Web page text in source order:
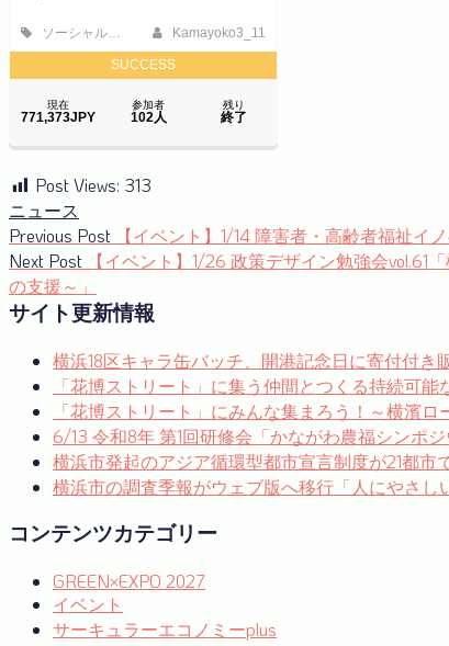
Post Views: 313
ニュース
投
稿
ナ
ゲ
ー
シ
ョ
ン
Previous Post
Previous
post:
【イベント】1/14 障害者・高齢者福祉
Next Post
Next
post:
【イベント】1/26 政策デザイン勉強会
の支援～」
サイト更新情報
横浜18区キャラ缶バッチ、開港記念日に寄付付き
「花博ストリート」に集う仲間とつくる持続可能
「花博ストリート」にみんな集まろう！～横濱
6/13 令和8年 第1回研修会「かながわ農福シンポ
横浜市発起のアジア循環型都市宣言制度が21都市
横浜市の調査季報がウェブ版へ移行「人にやさし
コンテンツカテゴリー
GREEN×EXPO 2027
イベント
サーキュラーエコノミーplus